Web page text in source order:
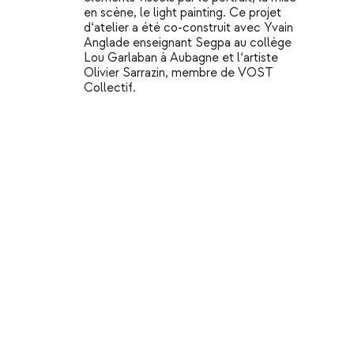
en scène, le light painting. Ce projet
d‘atelier a été co-construit avec Yvain
Anglade enseignant Segpa au collège
Lou Garlaban à Aubagne et l‘artiste
Olivier Sarrazin, membre de VOST
Collectif.